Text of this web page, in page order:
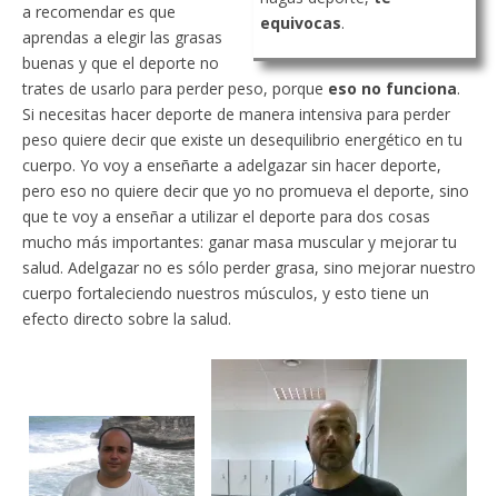
equivocas.
a recomendar es que
aprendas a elegir las grasas
buenas y que el deporte no
trates de usarlo para perder peso, porque eso no funciona.
Si necesitas hacer deporte de manera intensiva para perder
peso quiere decir que existe un desequilibrio energético en tu
cuerpo. Yo voy a enseñarte a adelgazar sin hacer deporte,
pero eso no quiere decir que yo no promueva el deporte, sino
que te voy a enseñar a utilizar el deporte para dos cosas
mucho más importantes: ganar masa muscular y mejorar tu
salud. Adelgazar no es sólo perder grasa, sino mejorar nuestro
cuerpo fortaleciendo nuestros músculos, y esto tiene un
efecto directo sobre la salud.